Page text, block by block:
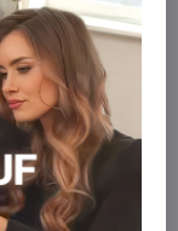
Sie einen 5 %
als wir